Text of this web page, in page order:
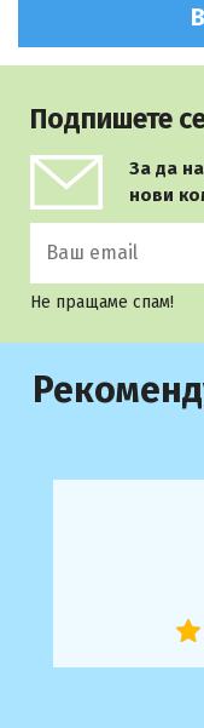
Подпишете
За да
нови
Не пращаме спам!